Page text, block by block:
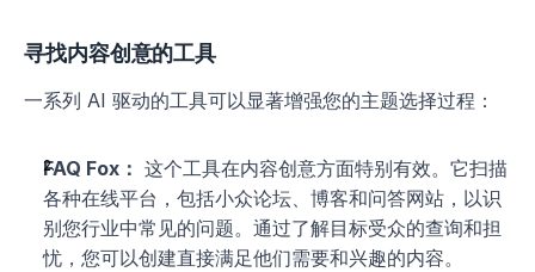
寻找内容创意的工具
一系列 AI 驱动的工具可以显著增强您的主题选择过程：
FAQ Fox： 这个工具在内容创意方面特别有效。它扫描
各种在线平台，包括小众论坛、博客和问答网站，以识
别您行业中常见的问题。通过了解目标受众的查询和担
忧，您可以创建直接满足他们需要和兴趣的内容。